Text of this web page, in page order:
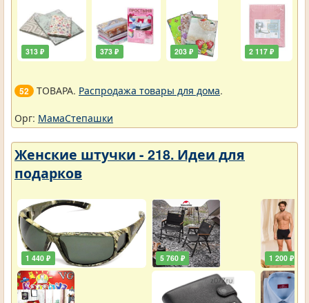
313 ₽ 373 ₽ 203 ₽ 2 117 ₽
52 ТОВАРА. Распродажа товары для дома.
Орг: МамаСтепашки
Женские штучки - 218. Идеи для
подарков
1 440 ₽ 5 760 ₽ 1 200 ₽